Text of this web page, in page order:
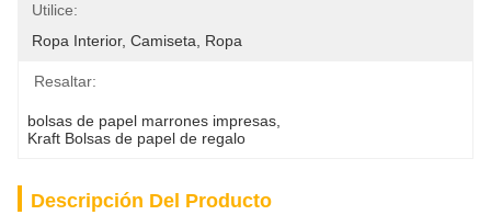
Utilice:
Ropa Interior, Camiseta, Ropa
Resaltar:
bolsas de papel marrones impresas
Kraft Bolsas de papel de regalo
Descripción Del Producto